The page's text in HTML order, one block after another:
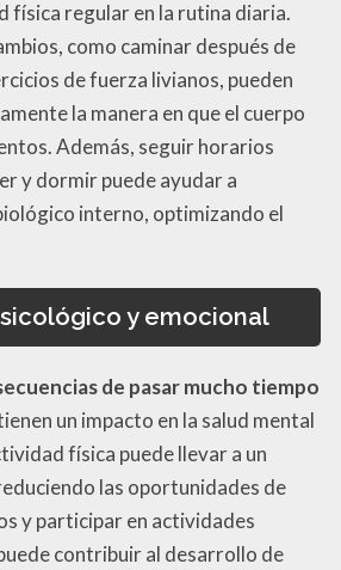
física regular en la rutina diaria.
como caminar después de
de fuerza livianos, pueden
la manera en que el cuerpo
Además, seguir horarios
y dormir puede ayudar a
interno, optimizando el
y emocional
de pasar mucho tiempo
un impacto en la salud mental
física puede llevar a un
las oportunidades de
y participar en actividades
contribuir al desarrollo de